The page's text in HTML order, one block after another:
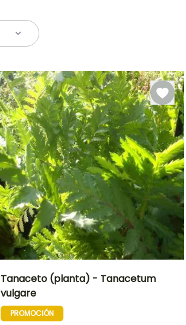
cultivo
Principiante
Tanaceto (planta) - Tanacetum
vulgare
PROMOCIÓN